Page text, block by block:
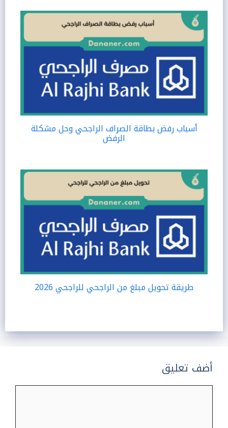
أسباب رفض بطاقة الصراف الراجحي وحل مشكلة
الرفض
طريقة تحويل مبلغ من الراجحي للراجحي 2026
أضف تعليق